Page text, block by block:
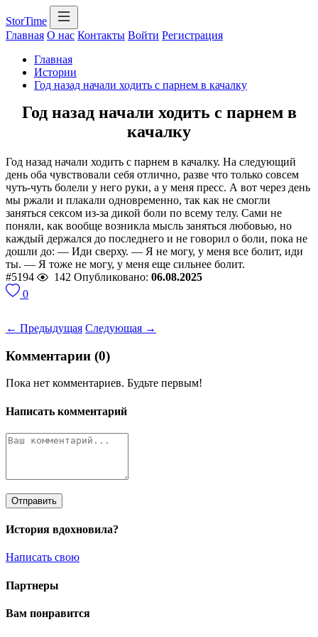
StorTime
Главная О нас Контакты Войти Регистрация
Главная
Истории
Год назад начали ходить с парнем в качалку
Год назад начали ходить с парнем в
качалку
Год назад начали ходить с парнем в качалку. На следующий
день оба чувствовали себя отлично, разве что только совсем
чуть-чуть болели у него руки, а у меня пресс. А вот через день
мы ржали и плакали одновременно, так как не смогли
заняться сексом из-за дикой боли по всему телу. Сами не
поняли, как вообще возникла мысль заняться любовью, но
каждый держался до последнего и не говорил о боли, пока не
дошли до: — Иди сверху. — Я не могу, у меня все болит, иди
ты. — Я тоже не могу, у меня еще сильнее болит.
#5194
142 Опубликовано: 06.08.2025
0
← Предыдущая Следующая →
Комментарии (0)
Пока нет комментариев. Будьте первым!
Написать комментарий
Отправить
История вдохновила?
Написать свою
Партнеры
Вам понравится